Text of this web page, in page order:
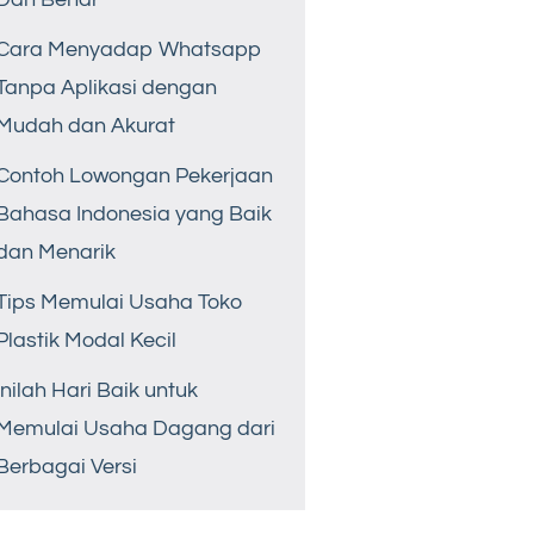
Menyadap Whatsapp
Aplikasi dengan
dan Akurat
Lowongan Pekerjaan
Indonesia yang Baik
Menarik
Memulai Usaha Toko
Modal Kecil
Hari Baik untuk
Usaha Dagang dari
Versi